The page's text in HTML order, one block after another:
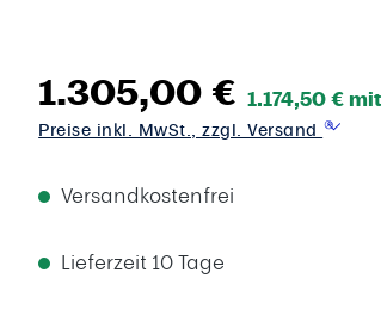
1.305,00 € 1.174,50 €
Preise inkl. MwSt., zzgl. Versand
Versandkostenfrei
Lieferzeit 10 Tage